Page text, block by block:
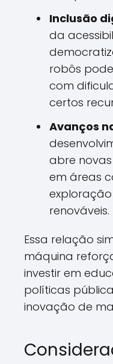
Inclusão
da
robôs
com
certos
Avanços
abre
em áreas
renováveis.
Essa relação
máquina
investir em
políticas
inovação de